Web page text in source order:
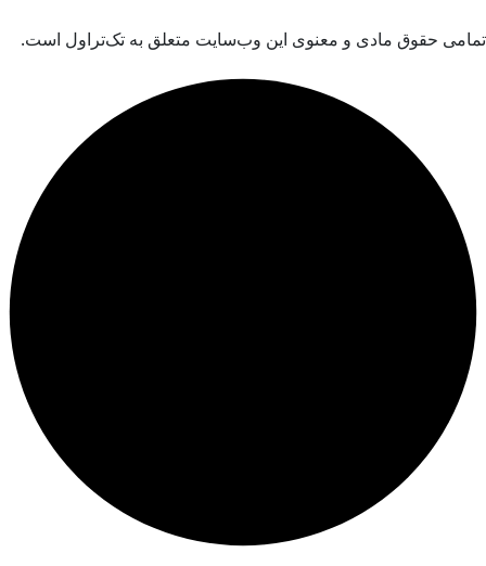
حقوق مادی و معنوی این وب‌سایت متعلق به تک‌تراول است.